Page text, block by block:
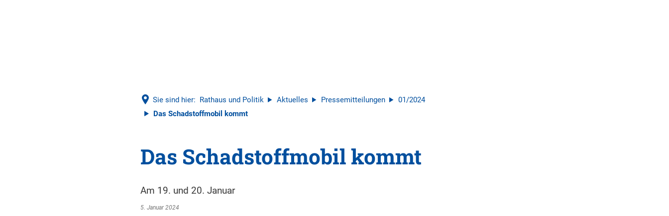
Sie sind hier: Rathaus und Politik Aktuelles Pressemitteilungen
01/2024
Das Schadstoffmobil kommt
Das Schadstoffmobil kommt
Am 19. und 20. Januar
5. Januar 2024